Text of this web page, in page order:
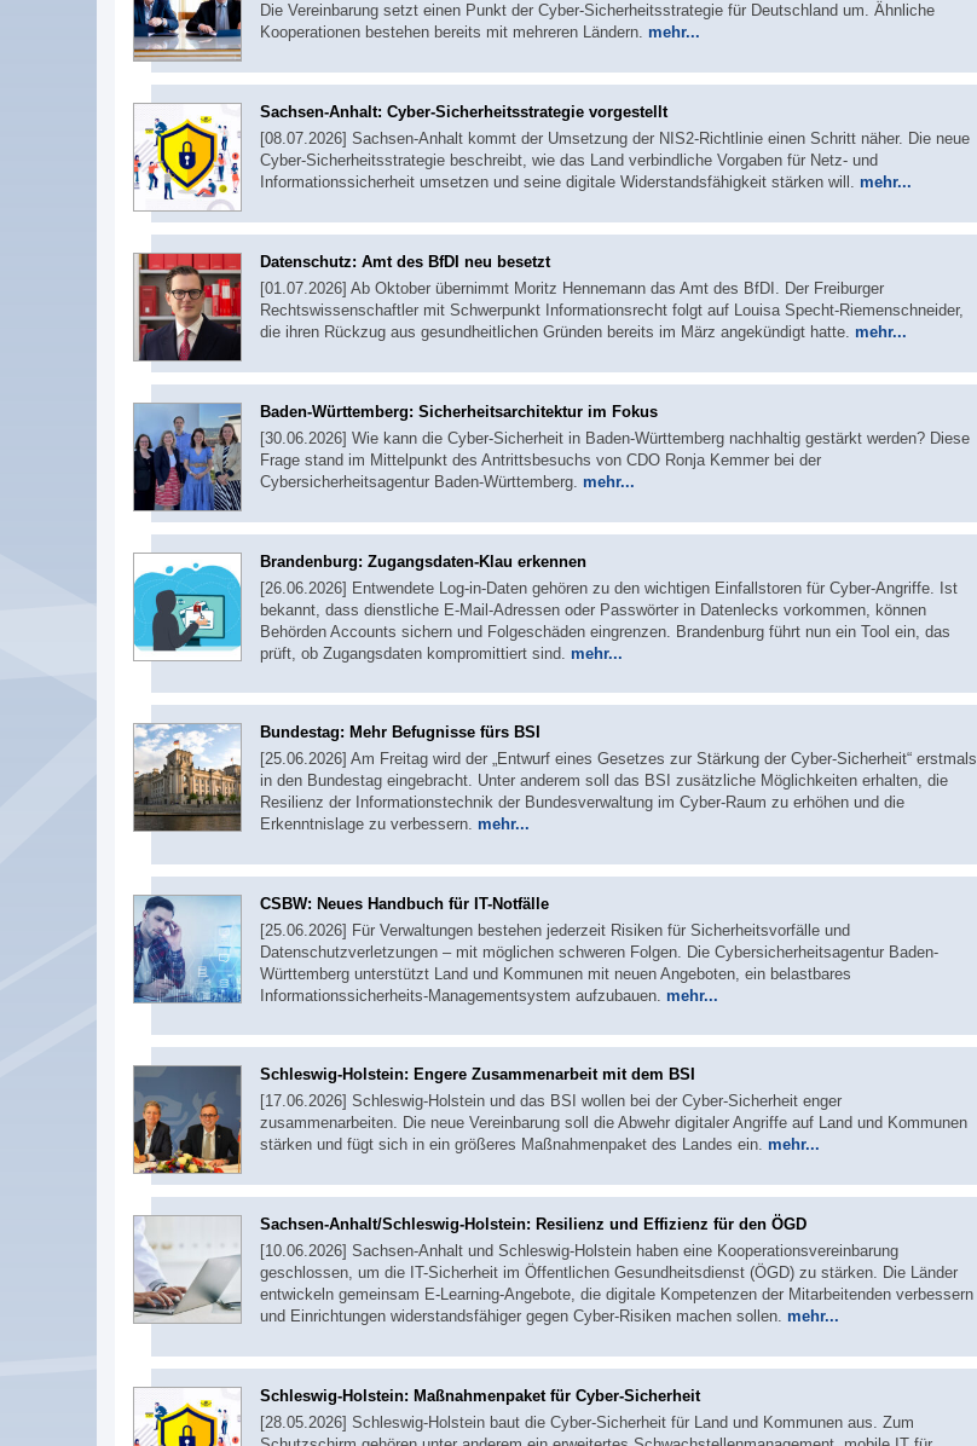
Die Vereinbarung setzt einen Punkt der Cyber-Sicherheitsstrategie für Deutschland um. Ähnliche
Kooperationen bestehen bereits mit mehreren Ländern. mehr...
Sachsen-Anhalt: Cyber-Sicherheitsstrategie vorgestellt
[08.07.2026] Sachsen-Anhalt kommt der Umsetzung der NIS2-Richtlinie einen Schritt näher. Die neue
Cyber-Sicherheitsstrategie beschreibt, wie das Land verbindliche Vorgaben für Netz- und
Informationssicherheit umsetzen und seine digitale Widerstandsfähigkeit stärken will. mehr...
Datenschutz: Amt des BfDI neu besetzt
[01.07.2026] Ab Oktober übernimmt Moritz Hennemann das Amt des BfDI. Der Freiburger
Rechtswissenschaftler mit Schwerpunkt Informationsrecht folgt auf Louisa Specht-Riemenschneider,
die ihren Rückzug aus gesundheitlichen Gründen bereits im März angekündigt hatte. mehr...
Baden-Württemberg: Sicherheitsarchitektur im Fokus
[30.06.2026] Wie kann die Cyber-Sicherheit in Baden-Württemberg nachhaltig gestärkt werden? Diese
Frage stand im Mittelpunkt des Antrittsbesuchs von CDO Ronja Kemmer bei der
Cybersicherheitsagentur Baden-Württemberg. mehr...
Brandenburg: Zugangsdaten-Klau erkennen
[26.06.2026] Entwendete Log-in-Daten gehören zu den wichtigen Einfallstoren für Cyber-Angriffe. Ist
bekannt, dass dienstliche E-Mail-Adressen oder Passwörter in Datenlecks vorkommen, können
Behörden Accounts sichern und Folgeschäden eingrenzen. Brandenburg führt nun ein Tool ein, das
prüft, ob Zugangsdaten kompromittiert sind. mehr...
Bundestag: Mehr Befugnisse fürs BSI
[25.06.2026] Am Freitag wird der „Entwurf eines Gesetzes zur Stärkung der Cyber-Sicherheit“ erstmals
in den Bundestag eingebracht. Unter anderem soll das BSI zusätzliche Möglichkeiten erhalten, die
Resilienz der Informationstechnik der Bundesverwaltung im Cyber-Raum zu erhöhen und die
Erkenntnislage zu verbessern. mehr...
CSBW: Neues Handbuch für IT-Notfälle
[25.06.2026] Für Verwaltungen bestehen jederzeit Risiken für Sicherheitsvorfälle und
Datenschutzverletzungen – mit möglichen schweren Folgen. Die Cybersicherheitsagentur Baden-
Württemberg unterstützt Land und Kommunen mit neuen Angeboten, ein belastbares
Informationssicherheits-Managementsystem aufzubauen. mehr...
Schleswig-Holstein: Engere Zusammenarbeit mit dem BSI
[17.06.2026] Schleswig-Holstein und das BSI wollen bei der Cyber-Sicherheit enger
zusammenarbeiten. Die neue Vereinbarung soll die Abwehr digitaler Angriffe auf Land und Kommunen
stärken und fügt sich in ein größeres Maßnahmenpaket des Landes ein. mehr...
Sachsen-Anhalt/Schleswig-Holstein: Resilienz und Effizienz für den ÖGD
[10.06.2026] Sachsen-Anhalt und Schleswig-Holstein haben eine Kooperationsvereinbarung
geschlossen, um die IT-Sicherheit im Öffentlichen Gesundheitsdienst (ÖGD) zu stärken. Die Länder
entwickeln gemeinsam E-Learning-Angebote, die digitale Kompetenzen der Mitarbeitenden verbessern
und Einrichtungen widerstandsfähiger gegen Cyber-Risiken machen sollen. mehr...
Schleswig-Holstein: Maßnahmenpaket für Cyber-Sicherheit
[28.05.2026] Schleswig-Holstein baut die Cyber-Sicherheit für Land und Kommunen aus. Zum